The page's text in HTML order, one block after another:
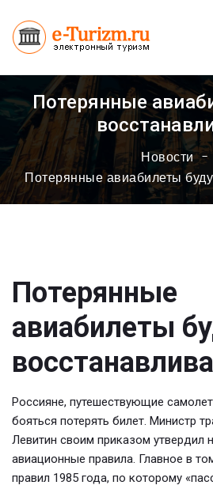
Потерянные
Новости
Потерянные авиабилеты
Потерянные
авиабилеты
Россияне, путешествующие
бояться потерять билет. Министр
Левитин своим приказом
авиационные правила. Главное в
правил 1985 года, по которому